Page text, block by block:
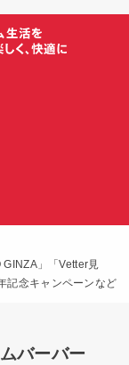
」「Vetter見
記念キャンペーンなど
バーバー